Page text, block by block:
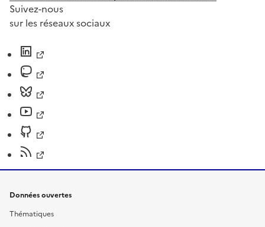
Suivez-nous
sur les réseaux sociaux
Données ouvertes
Thématiques